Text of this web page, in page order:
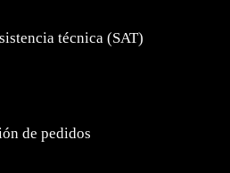
técnica (SAT)
de pedidos